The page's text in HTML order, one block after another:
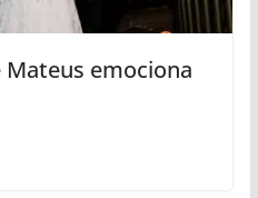
Mateus emociona